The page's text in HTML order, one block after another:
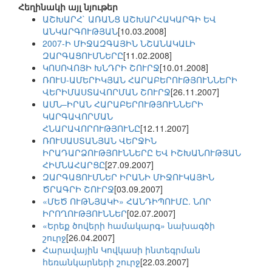
Հեղինակի այլ նյութեր
ԱՇԽԱՐՀ` ԱՌԱՆՑ ԱՇԽԱՐՀԱԿԱՐԳԻ ԵՎ
ԱՆԿԱՐԳՈՒԹՅԱՆ[10.03.2008]
2007-Ի ՄԻՋԱԶԳԱՅԻՆ ՆՇԱՆԱԿԱԼԻ
ԶԱՐԳԱՑՈՒՄՆԵՐԸ[11.02.2008]
ԿՈՍՈՎՈՅԻ ԽՆԴՐԻ ՇՈՒՐՋ[10.01.2008]
ՌՈՒՍ-ԱՄԵՐԻԿՅԱՆ ՀԱՐԱԲԵՐՈՒԹՅՈՒՆՆԵՐԻ
ՎԵՐԻՄԱՍՏԱՎՈՐՄԱՆ ՇՈՒՐՋ[26.11.2007]
ԱՄՆ–ԻՐԱՆ ՀԱՐԱԲԵՐՈՒԹՅՈՒՆՆԵՐԻ
ԿԱՐԳԱՎՈՐՄԱՆ
ՀՆԱՐԱՎՈՐՈՒԹՅՈՒՆԸ[12.11.2007]
ՌՈՒՍԱՍՏԱՆՅԱՆ ՎԵՐՋԻՆ
ԻՐԱԴԱՐՁՈՒԹՅՈՒՆՆԵՐԸ ԵՎ ԻՇԽԱՆՈՒԹՅԱՆ
ՀԻՄՆԱՀԱՐՑԸ[27.09.2007]
ԶԱՐԳԱՑՈՒՄՆԵՐ ԻՐԱՆԻ ՄԻՋՈՒԿԱՅԻՆ
ԾՐԱԳՐԻ ՇՈՒՐՋ[03.09.2007]
«ՄԵԾ ՈՒԹՆՅԱԿԻ» ՀԱՆԴԻՊՈՒՄԸ. ՆՈՐ
ԻՐՈՂՈՒԹՅՈՒՆՆԵՐ[02.07.2007]
«Երեք ծովերի համակարգ» նախագծի
շուրջ[26.04.2007]
Հարավային Կովկասի ինտեգրման
հեռանկարների շուրջ[22.03.2007]